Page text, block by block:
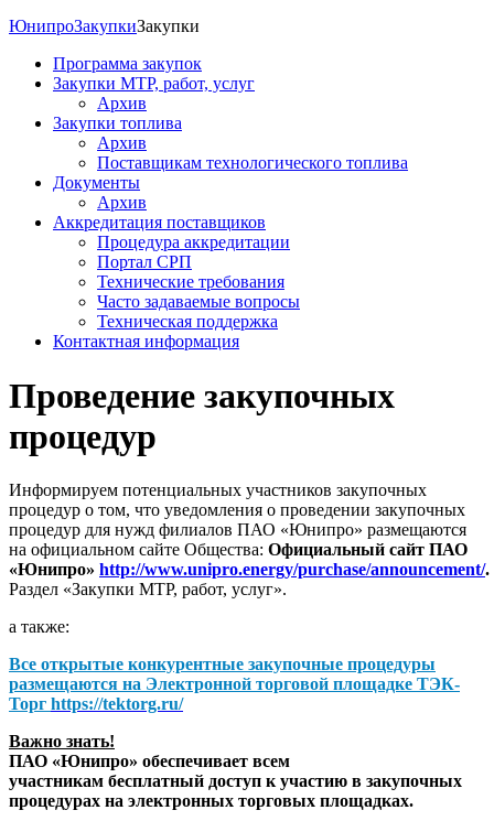
ЮнипроЗакупкиЗакупки
Программа закупок
Закупки МТР, работ, услуг
Архив
Закупки топлива
Архив
Поставщикам технологического топлива
Документы
Архив
Аккредитация поставщиков
Процедура аккредитации
Портал СРП
Технические требования
Часто задаваемые вопросы
Техническая поддержка
Контактная информация
Проведение закупочных
процедур
Информируем потенциальных участников закупочных
процедур о том, что уведомления о проведении закупочных
процедур для нужд филиалов ПАО «Юнипро» размещаются
на официальном сайте Общества: Официальный сайт ПАО
«Юнипро» http://www.unipro.energy/purchase/announcement/.
Раздел «Закупки МТР, работ, услуг».
а также:
Все открытые конкурентные закупочные процедуры
размещаются на Электронной торговой площадке ТЭК-
Торг https://tektorg.ru/
Важно знать!
ПАО «Юнипро» обеспечивает всем
участникам бесплатный доступ к участию в закупочных
процедурах на электронных торговых площадках.